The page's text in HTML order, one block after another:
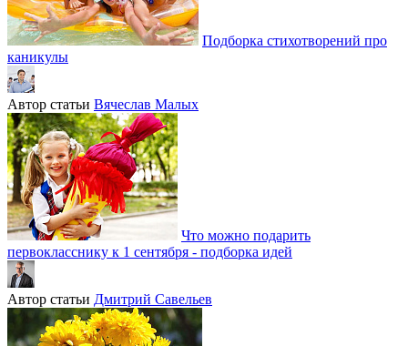
Подборка стихотворений про
каникулы
Автор статьи Вячеслав Малых
Что можно подарить
первокласснику к 1 сентября - подборка идей
Автор статьи Дмитрий Савельев